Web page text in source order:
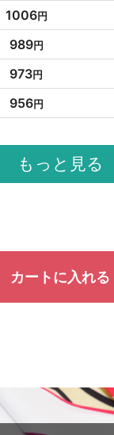
1006
989
973
956
951
942
939
921
カートに入れる